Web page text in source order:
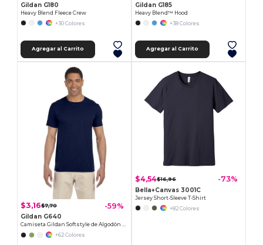
Gildan G180
Heavy Blend Fleece Crew
+30 Colores
Agregar al Carrito
Gildan G185
Heavy Blend™ Hood
+38 Colores
Agregar al Carrito
$3,16$7,70 -59%
Gildan G640
Camiseta Gildan Softstyle de Algodón Suave
+62 Colores
$4,54$16,96 -73%
Bella+Canvas 3001C
Jersey Short-Sleeve T-Shirt
+82 Colores